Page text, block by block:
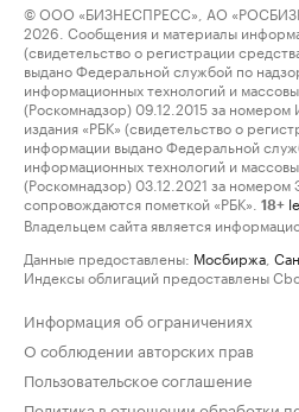
© ООО «БИЗНЕСПРЕСС», АО
2026. Сообщения и материалы
(свидетельство о регистрации
выдано Федеральной службой по
информационных технологий и
(Роскомнадзор) 09.12.2015 за
издания «РБК» (свидетельство о
информации выдано Федеральной
информационных технологий и
(Роскомнадзор) 03.12.2021 за
сопровождаются пометкой «РБК».
18+
Владельцем сайта является
Данные предоставлены: Мосбиржа
Индексы облигаций предоставлены
Информация об ограничениях
О соблюдении авторских прав
Пользовательское соглашение